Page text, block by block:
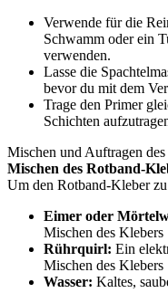
Verwende für die
Schwamm oder ein
verwenden.
Lasse die
bevor du mit dem
Trage den Primer
Schichten
Mischen und Auftragen
Mischen des Rotband-
Um den Rotband-Kleber
Eimer oder
Mischen des Klebers
Rührquirl: Ein
Mischen des Klebers
Wasser: Kaltes,